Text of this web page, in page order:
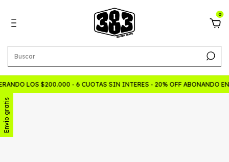
0
LOS $200.000 - 6 CUOTAS SIN INTERES - 20% OFF ABONANDO EN
Envío gratis